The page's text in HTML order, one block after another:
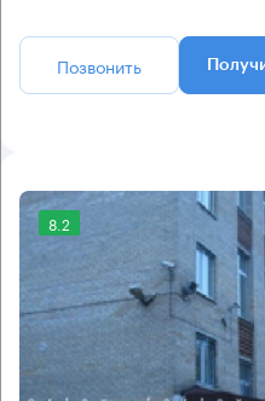
Позвонить
8.2